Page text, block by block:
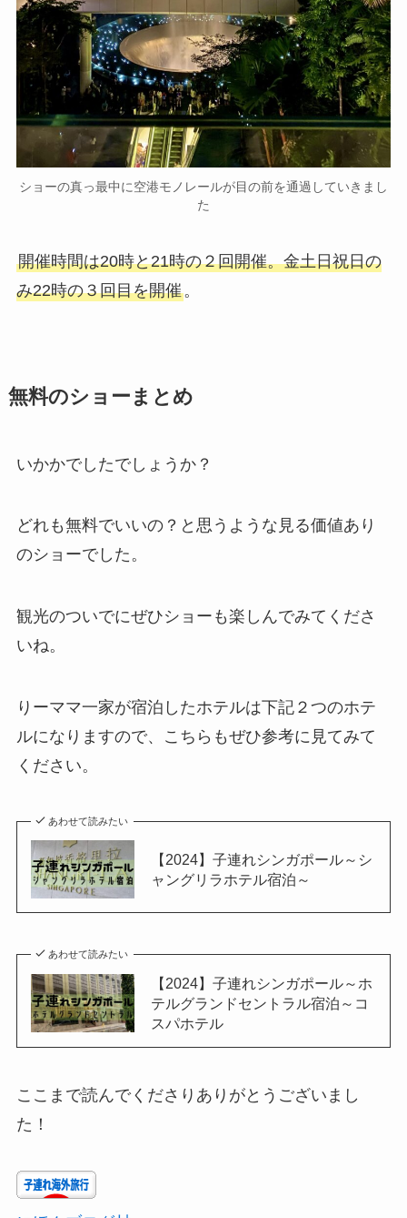
ショーの真っ最中に空港モノレールが目の前を通過していきまし
た
開催時間は20時と21時の２回開催。金土日祝日の
み22時の３回目を開催。
無料のショーまとめ
いかかでしたでしょうか？
どれも無料でいいの？と思うような見る価値あり
のショーでした。
観光のついでにぜひショーも楽しんでみてくださ
いね。
りーママ一家が宿泊したホテルは下記２つのホテ
ルになりますので、こちらもぜひ参考に見てみて
ください。
あわせて読みたい
【2024】子連れシンガポール～シ
ャングリラホテル宿泊～
あわせて読みたい
【2024】子連れシンガポール～ホ
テルグランドセントラル宿泊～コ
スパホテル
ここまで読んでくださりありがとうございまし
た！